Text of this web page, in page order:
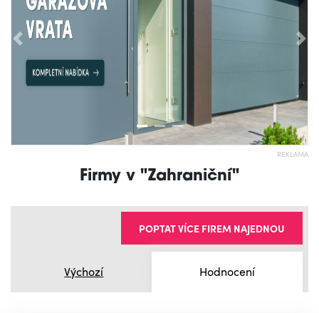
Předchozí
REKLAMA
Firmy v "Zahraniční"
Výchozí Hodnocení
POPTAT VÍCE FIREM NAJEDNOU